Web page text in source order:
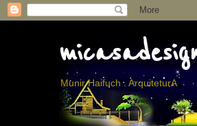
Munir Haifuch . ArquiteturA